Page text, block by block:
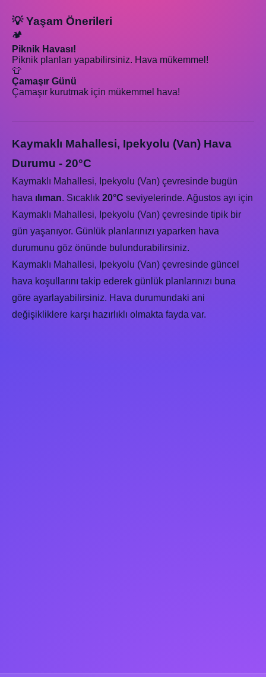
💡 Yaşam Önerileri
🏕️
Piknik Havası!
Piknik planları yapabilirsiniz. Hava mükemmel!
👕
Çamaşır Günü
Çamaşır kurutmak için mükemmel hava!
Kaymaklı Mahallesi, Ipekyolu (Van) Hava
Durumu - 20°C
Kaymaklı Mahallesi, Ipekyolu (Van) çevresinde bugün
hava ılıman. Sıcaklık 20°C seviyelerinde. Ağustos ayı için
Kaymaklı Mahallesi, Ipekyolu (Van) çevresinde tipik bir
gün yaşanıyor. Günlük planlarınızı yaparken hava
durumunu göz önünde bulundurabilirsiniz.
Kaymaklı Mahallesi, Ipekyolu (Van) çevresinde güncel
hava koşullarını takip ederek günlük planlarınızı buna
göre ayarlayabilirsiniz. Hava durumundaki ani
değişikliklere karşı hazırlıklı olmakta fayda var.